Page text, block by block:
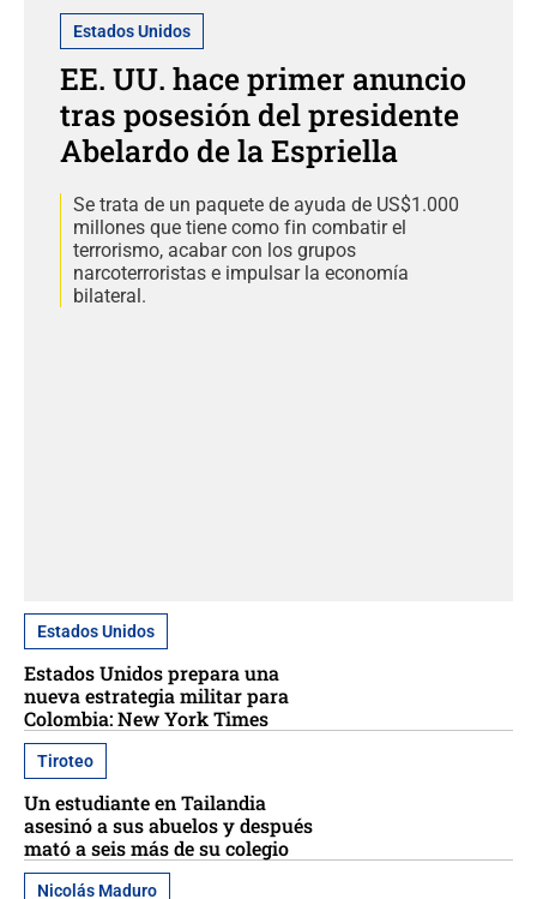
Estados Unidos
EE. UU. hace primer anuncio
tras posesión del presidente
Abelardo de la Espriella
Se trata de un paquete de ayuda de US$1.000
millones que tiene como fin combatir el
terrorismo, acabar con los grupos
narcoterroristas e impulsar la economía
bilateral.
Estados Unidos
Estados Unidos prepara una
nueva estrategia militar para
Colombia: New York Times
Tiroteo
Un estudiante en Tailandia
asesinó a sus abuelos y después
mató a seis más de su colegio
Nicolás Maduro